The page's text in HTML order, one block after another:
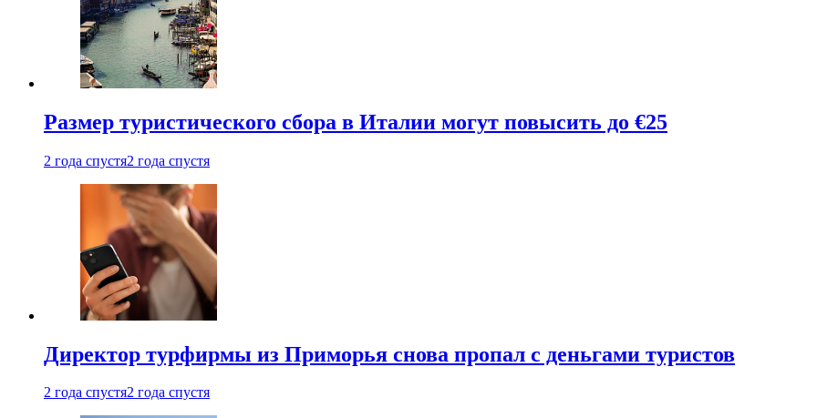
Размер туристического сбора в Италии могут повысить до €25
2 года спустя2 года спустя
Директор турфирмы из Приморья снова пропал с деньгами туристов
2 года спустя2 года спустя